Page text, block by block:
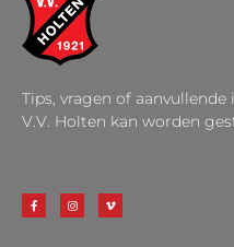
Tips, vragen of
V.V. Holten kan worden